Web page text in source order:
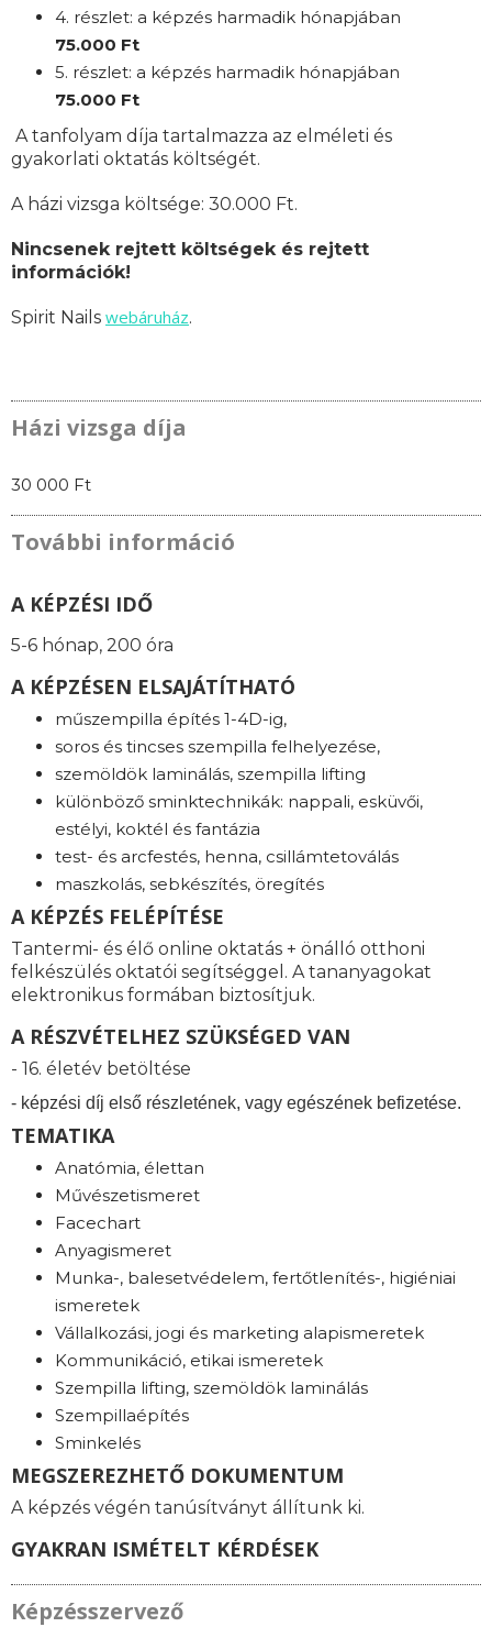
4. részlet: a képzés harmadik hónapjában
75.000 Ft
5. részlet: a képzés harmadik hónapjában
75.000 Ft
A tanfolyam díja tartalmazza az elméleti és
gyakorlati oktatás költségét.
A házi vizsga költsége: 30.000 Ft.
Nincsenek rejtett költségek és rejtett
információk!
Spirit Nails webáruház.
Házi vizsga díja
30 000 Ft
További információ
A KÉPZÉSI IDŐ
5-6 hónap, 200 óra
A KÉPZÉSEN ELSAJÁTÍTHATÓ
műszempilla építés 1-4D-ig,
soros és tincses szempilla felhelyezése,
szemöldök laminálás, szempilla lifting
különböző sminktechnikák: nappali, esküvői,
estélyi, koktél és fantázia
test- és arcfestés, henna, csillámtetoválás
maszkolás, sebkészítés, öregítés
A KÉPZÉS FELÉPÍTÉSE
Tantermi- és élő online oktatás + önálló otthoni
felkészülés oktatói segítséggel. A tananyagokat
elektronikus formában biztosítjuk.
A RÉSZVÉTELHEZ SZÜKSÉGED VAN
- 16. életév betöltése
- képzési díj első részletének, vagy egészének befizetése.
TEMATIKA
Anatómia, élettan
Művészetismeret
Facechart
Anyagismeret
Munka-, balesetvédelem, fertőtlenítés-, higiéniai
ismeretek
Vállalkozási, jogi és marketing alapismeretek
Kommunikáció, etikai ismeretek
Szempilla lifting, szemöldök laminálás
Szempillaépítés
Sminkelés
MEGSZEREZHETŐ DOKUMENTUM
A képzés végén tanúsítványt állítunk ki.
GYAKRAN ISMÉTELT KÉRDÉSEK
Képzésszervező